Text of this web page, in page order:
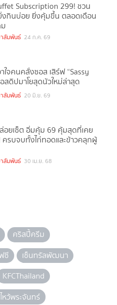
Subscription 299! ชวน
งกินบ่อย ยิ่งคุ้มขึ้น ตลอดเดือน
าสัมพันธ์ 24 ก.ค. 69
าใจคนคลั่งซอส เสิร์ฟ “Sassy
สดิปมาโยสุดนัวใหม่ล่าสุด
าสัมพันธ์ 20 มิ.ย. 69
อยเซ็ต อิ่มคุ้ม 69 คุ้มสุดที่เคย
ครบจบทั้งไก่ทอดและข้าวคลุกผู้
าสัมพันธ์ 30 เม.ย. 68
คริสปี้ครีม
ซี
เซ็นทรัลพัฒนา
KFCThailand
หว้พระจันทร์